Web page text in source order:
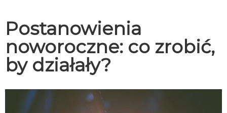
Postanowienia
noworoczne: co zrobić,
by działały?